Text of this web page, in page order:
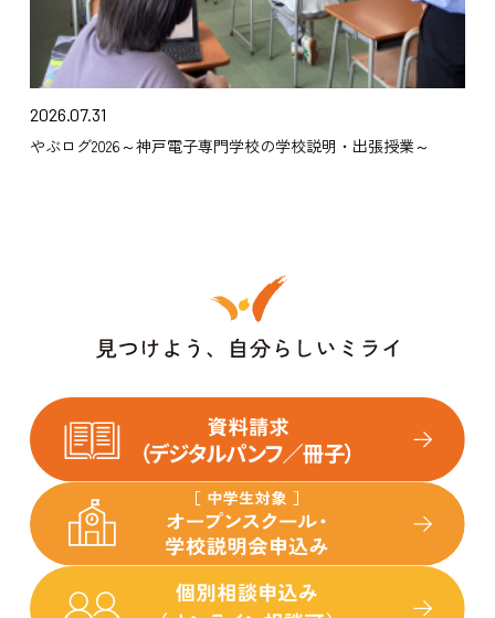
2026.07.31
やぶログ2026～神戸電子専門学校の学校説明・出張授業～